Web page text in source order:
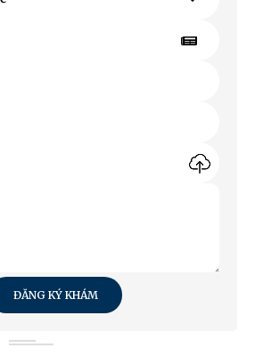
ĐĂNG KÝ KHÁM